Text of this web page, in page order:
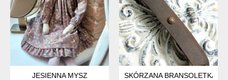
JESIENNA MYSZ
SKÓRZANA BRANSOLETKA